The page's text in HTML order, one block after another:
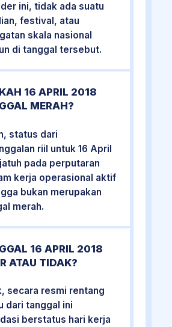
ini, tidak ada suatu
festival, atau
skala nasional
di tanggal tersebut.
16 APRIL 2018
MERAH?
status dari
riil untuk 16 April
pada perputaran
kerja operasional aktif
bukan merupakan
merah.
16 APRIL 2018
ATAU TIDAK?
secara resmi rentang
dari tanggal ini
berstatus hari kerja